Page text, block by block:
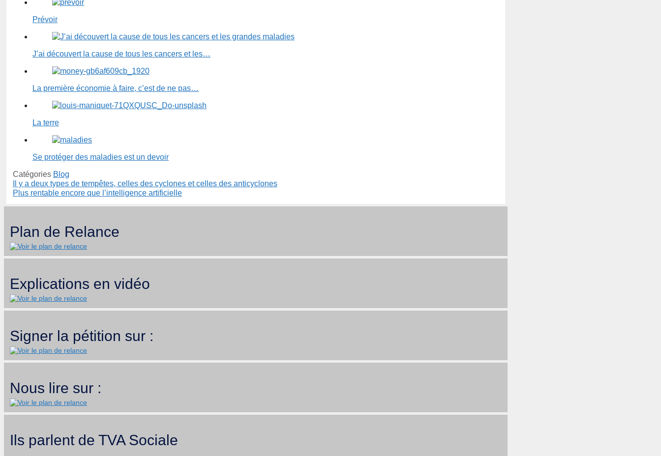
Prévoir
J’ai découvert la cause de tous les cancers et les…
La première économie à faire, c’est de ne pas…
La terre
Se protéger des maladies est un devoir
Catégories Blog
Il y a deux types de tempêtes, celles des cyclones et celles des anticyclones
Plus rentable encore que l’intelligence artificielle
Plan de Relance
Explications en vidéo
Signer la pétition sur :
Nous lire sur :
Ils parlent de TVA Sociale